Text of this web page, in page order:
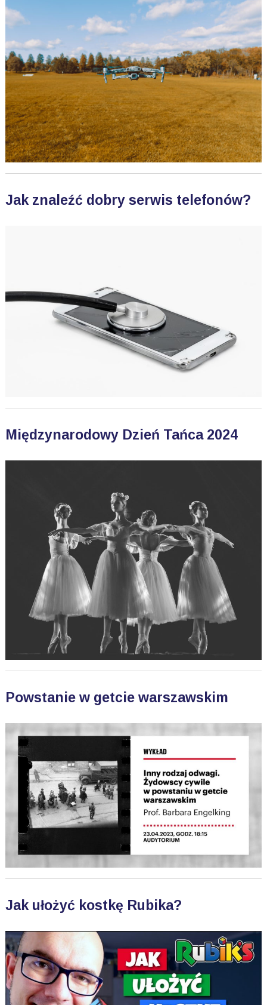
Jak znaleźć dobry serwis telefonów?
Międzynarodowy Dzień Tańca 2024
Powstanie w getcie warszawskim
Jak ułożyć kostkę Rubika?